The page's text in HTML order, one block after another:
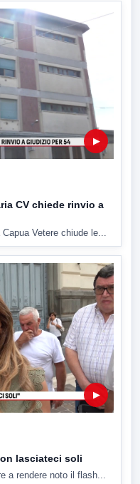
▶
CV chiede rinvio a
Vetere chiude le...
▶
lasciateci soli
a rendere noto il flash...